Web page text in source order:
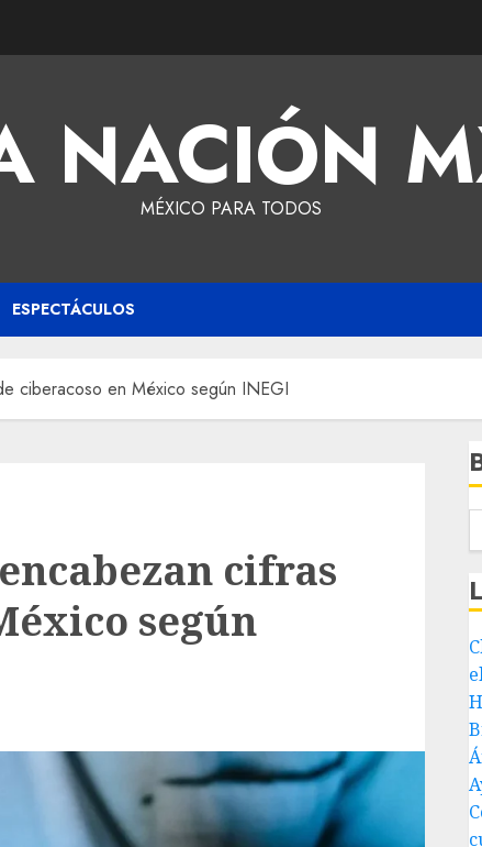
NACIÓN
MÉXICO PARA TODOS
ESPECTÁCULOS
ciberacoso en México según INEGI
cifras
según